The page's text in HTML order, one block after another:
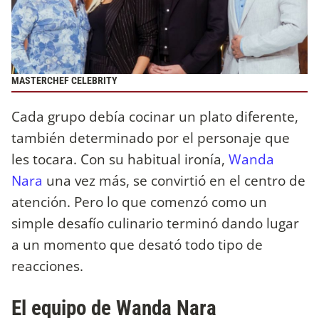
MASTERCHEF CELEBRITY
Cada grupo debía cocinar un plato diferente,
también determinado por el personaje que
les tocara. Con su habitual ironía, Wanda
Nara una vez más, se convirtió en el centro de
atención. Pero lo que comenzó como un
simple desafío culinario terminó dando lugar
a un momento que desató todo tipo de
reacciones.
El equipo de Wanda Nara